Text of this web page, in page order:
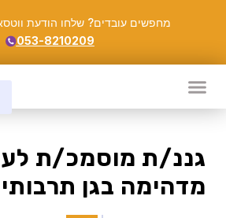
מחפשים עובדים? שלחו הודעת
053-8210209
גננ/ת מוסמכ/ת
מדהימה בגן תרבותי